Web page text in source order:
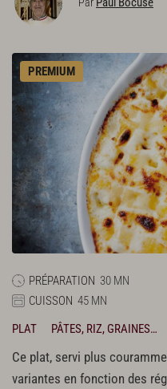
PREMIUM
PRÉPARATION 30 MN
CUISSON 45 MN
PLAT
PÂTES, RIZ, GRAINES…
Ce plat, servi plus
variantes en fonction des